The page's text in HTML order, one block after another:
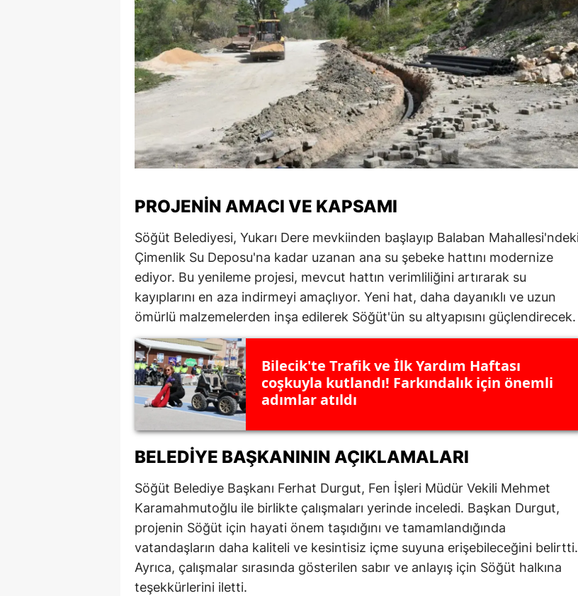
Gaziantep
Giresun
Gümüşhane
Hakkari
Hatay
Isparta
İzmir
Kars
Kastamonu
Kayseri
Kırklareli
Kırşehir
Kocaeli
Konya
Kütahya
Malatya
Manisa
Kahramanmaraş
PROJENIN AMACI VE KAPSAMI
Söğüt Belediyesi, Yukarı Dere mevkiinden başlayıp Balaban
Çimenlik Su Deposu'na kadar uzanan ana su şebeke hattını modernize
ediyor. Bu yenileme projesi, mevcut hattın verimliliğini artırarak su
kayıplarını en aza indirmeyi amaçlıyor. Yeni hat, daha dayanıklı ve uzun
ömürlü malzemelerden inşa edilerek Söğüt'ün su altyapısını güçlendirecek.
Bilecik'te Trafik ve İlk Yardım Haftası
coşkuyla kutlandı! Farkındalık için önemli
adımlar atıldı
BELEDIYE BAŞKANININ AÇIKLAMALARI
Söğüt Belediye Başkanı Ferhat Durgut, Fen İşleri Müdür Vekili Mehmet
Karamahmutoğlu ile birlikte çalışmaları yerinde inceledi. Başkan Durgut,
projenin Söğüt için hayati önem taşıdığını ve tamamlandığında
vatandaşların daha kaliteli ve kesintisiz içme suyuna erişebileceğini belirtti.
Ayrıca, çalışmalar sırasında gösterilen sabır ve anlayış için Söğüt halkına
teşekkürlerini iletti.